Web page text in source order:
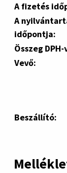
A fizetés
A
időpontja:
Összeg
Vevő:
Beszállító: